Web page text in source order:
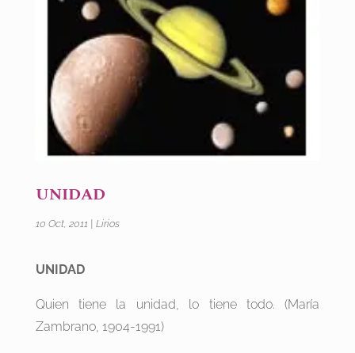
UNIDAD
10 Oct, 2011 Lirios
UNIDAD
Quien tiene la unidad, lo tiene todo. (María
Zambrano, 1904-1991)